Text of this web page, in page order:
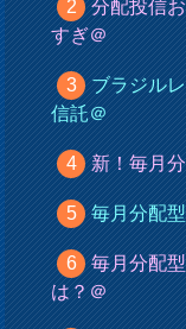
分配投信
すぎ＠
ブラジル
信託＠
新！毎月
毎月分配
毎月分配
は？＠